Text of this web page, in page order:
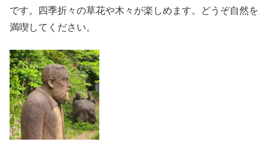
です。四季折々の草花や木々が楽しめます。どうぞ自然を
満喫してください。